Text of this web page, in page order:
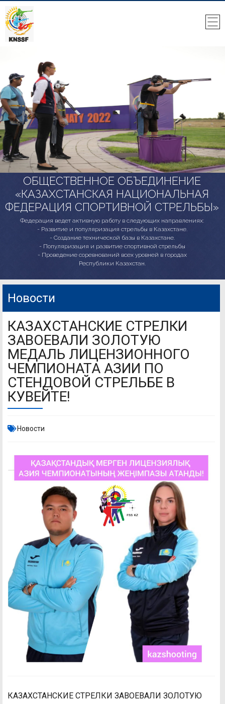
ОБЩЕСТВЕННОЕ ОБЪЕДИНЕНИЕ
«КАЗАХСТАНСКАЯ НАЦИОНАЛЬНАЯ
ФЕДЕРАЦИЯ СПОРТИВНОЙ СТРЕЛЬБЫ»
Федерация ведет активную работу в следующих направлениях:
- Развитие и популяризация стрельбы в Казахстане.
- Создание технической базы в Казахстане.
- Популяризация и развитие спортивной стрельбы
- Проведение соревнований всех уровней в городах
Республики Казахстан.
Новости
КАЗАХСТАНСКИЕ СТРЕЛКИ
ЗАВОЕВАЛИ ЗОЛОТУЮ
МЕДАЛЬ ЛИЦЕНЗИОННОГО
ЧЕМПИОНАТА АЗИИ ПО
СТЕНДОВОЙ СТРЕЛЬБЕ В
КУВЕЙТЕ!
Новости
КАЗАХСТАНСКИЕ СТРЕЛКИ ЗАВОЕВАЛИ ЗОЛОТУЮ